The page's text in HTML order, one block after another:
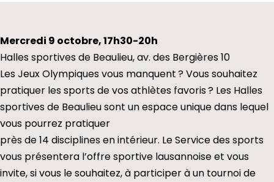
Mercredi 9 octobre, 17h30-20h
Halles sportives de Beaulieu, av. des Bergières 10
Les Jeux Olympiques vous manquent ? Vous souhaitez
pratiquer les sports de vos athlètes favoris ? Les Halles
sportives de Beaulieu sont un espace unique dans lequel
vous pourrez pratiquer
près de 14 disciplines en intérieur. Le Service des sports
vous présentera l’offre sportive lausannoise et vous
invite, si vous le souhaitez, à participer à un tournoi de